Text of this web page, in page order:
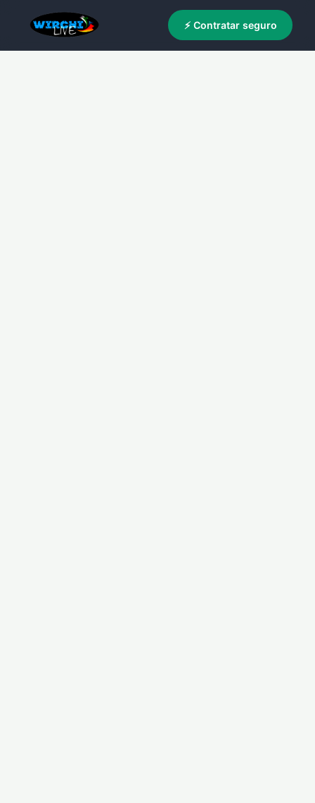
⚡ Contratar seguro